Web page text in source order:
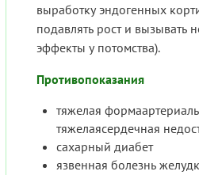
выработку эндогенных
подавлять рост и вызывать
эффекты у потомства).
Противопоказания
тяжелая
тяжелаясердечная
сахарный диабет
язвенная болезнь